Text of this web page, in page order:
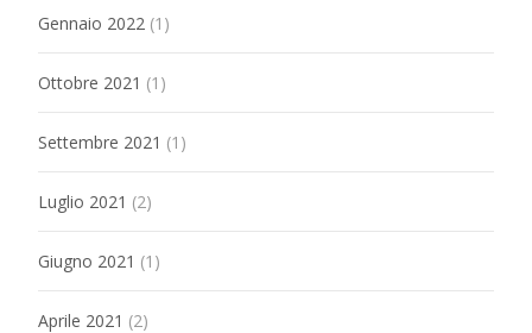
Gennaio 2022 (1)
Ottobre 2021 (1)
Settembre 2021 (1)
Luglio 2021 (2)
Giugno 2021 (1)
Aprile 2021 (2)